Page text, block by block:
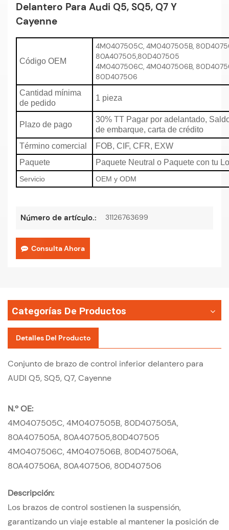
Delantero Para Audi Q5, SQ5, Q7 Y
Cayenne
Código OEM
4M0407505C, 4M0407505B,
80A407505,80D407505
4M0407506C, 4M0407506B,
80D407506
Cantidad mínima
de pedido
1 pieza
Plazo de pago
30% TT Pagar por adelantado,
de embarque, carta de crédito
Término comercial
FOB, CIF, CFR, EXW
Paquete
Paquete Neutral o Paquete con tu
Servicio OEM y ODM
Número de artículo.: 31126763699
Consulta Ahora
Categorías De Productos
Detalles Del Producto
Conjunto de brazo de control inferior delantero para
AUDI Q5, SQ5, Q7, Cayenne
N.º OE:
4M0407505C, 4M0407505B, 80D407505A,
80A407505A, 80A407505,80D407505
4M0407506C, 4M0407506B, 80D407506A,
80A407506A, 80A407506, 80D407506
Descripción:
Los brazos de control sostienen la suspensión,
garantizando un viaje estable al mantener la posición de